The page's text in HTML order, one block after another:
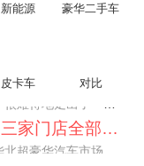
新能源 豪华二手车
皮卡车 对比